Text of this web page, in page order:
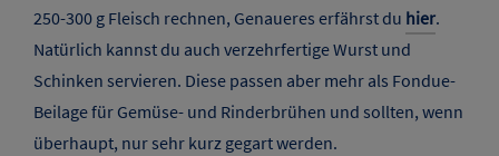
250-300 g Fleisch rechnen, Genaueres erfährst du hier.
Natürlich kannst du auch verzehrfertige Wurst und
Schinken servieren. Diese passen aber mehr als Fondue-
Beilage für Gemüse- und Rinderbrühen und sollten, wenn
überhaupt, nur sehr kurz gegart werden.